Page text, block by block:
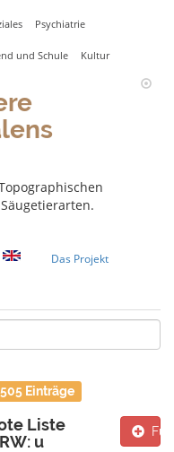
Psychiatrie
und Schule Kultur
Das Projekt
Einträge
Liste
u